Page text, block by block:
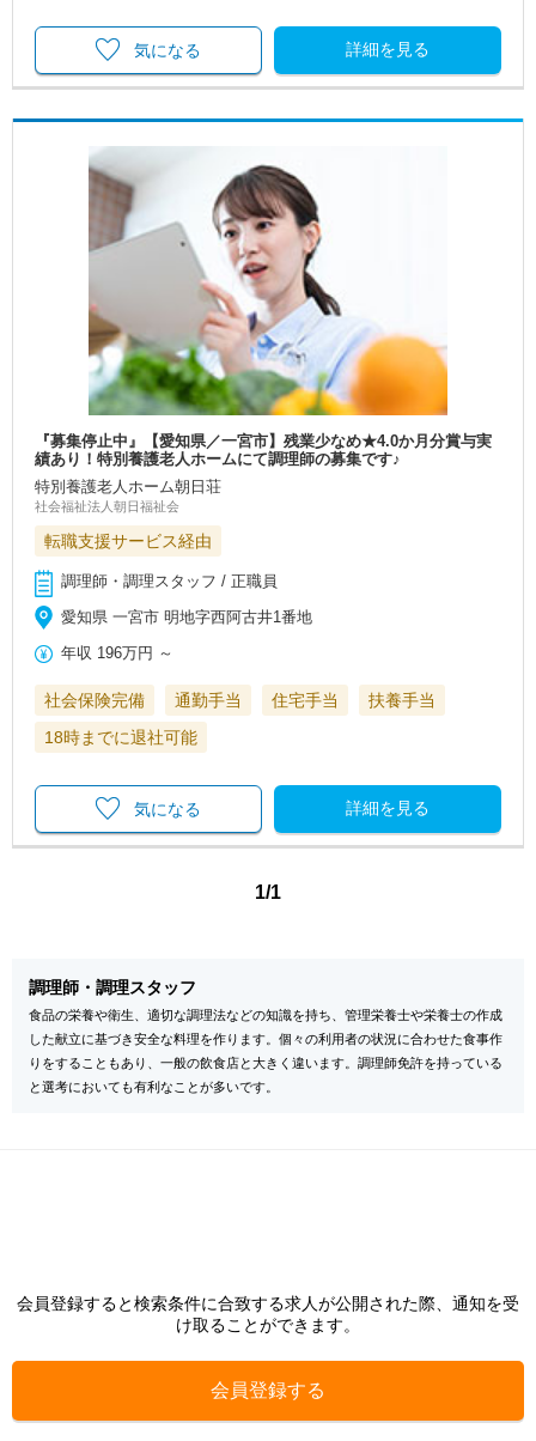
詳細を見る
気になる
『募集停止中』【愛知県／一宮市】残業少なめ★4.0か月分賞与実
績あり！特別養護老人ホームにて調理師の募集です♪
特別養護老人ホーム朝日荘
社会福祉法人朝日福祉会
転職支援サービス経由
調理師・調理スタッフ / 正職員
愛知県 一宮市 明地字西阿古井1番地
年収 196万円 ～
社会保険完備 通勤手当 住宅手当
扶養手当
18時までに退社可能
詳細を見る
気になる
1/1
調理師・調理スタッフ
食品の栄養や衛生、適切な調理法などの知識を持ち、管理栄養士や栄養士の作成
した献立に基づき安全な料理を作ります。個々の利用者の状況に合わせた食事作
りをすることもあり、一般の飲食店と大きく違います。調理師免許を持っている
と選考においても有利なことが多いです。
会員登録すると検索条件に合致する求人が公開された際、通知を受
け取ることができます。
会員登録する